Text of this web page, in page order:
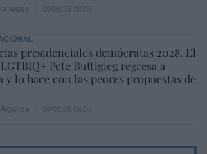
presidenciales demócratas 2028. El
Pete Buttigieg regresa a
y lo hace con las peores propuestas de